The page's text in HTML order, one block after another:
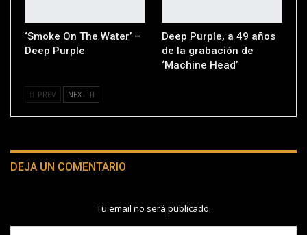
‘Smoke On The Water’ –
Deep Purple
Deep Purple, a 49 años
de la grabación de
‘Machine Head’
PREV NEXT
DEJA UN COMENTARIO
Tu email no será publicado.